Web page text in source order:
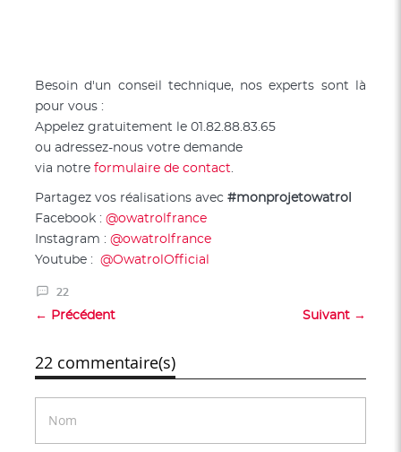
22
Besoin d'un conseil technique, nos experts sont là
pour vous :
Appelez gratuitement le 01.82.88.83.65
ou adressez-nous votre demande
via notre formulaire de contact.
Partagez vos réalisations avec #monprojetowatrol
Facebook : @owatrolfrance
Instagram : @owatrolfrance
Youtube : @OwatrolOfficial
← Précédent Suivant →
22 commentaire(s)